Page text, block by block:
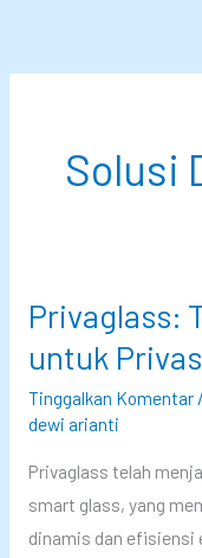
konten
Solusi
Privaglass:
untuk
Tinggalkan Komentar /
dewi arianti
Privaglass telah
smart glass, yang
dinamis dan efisiensi